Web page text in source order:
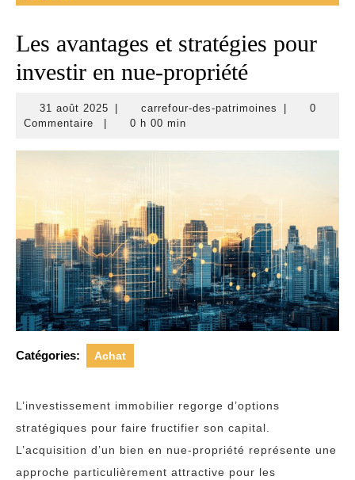
Les avantages et stratégies pour
investir en nue-propriété
31 août 2025
31
août
carrefour-des-patrimoines
carrefour-
0
Commentaire
0 h 00 min
Catégories: Achat
L’investissement immobilier regorge d’options
stratégiques pour faire fructifier son capital.
L’acquisition d’un bien en nue-propriété représente une
approche particulièrement attractive pour les